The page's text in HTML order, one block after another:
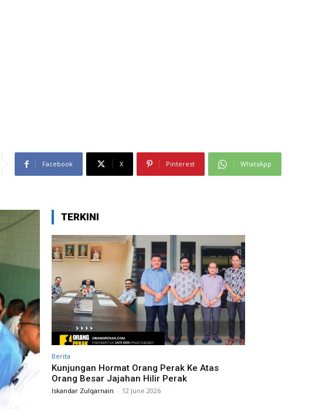
Facebook X Pinterest WhatsApp
TERKINI
Berita
Kunjungan Hormat Orang Perak Ke Atas
Orang Besar Jajahan Hilir Perak
Iskandar Zulqarnain - 12 June 2026